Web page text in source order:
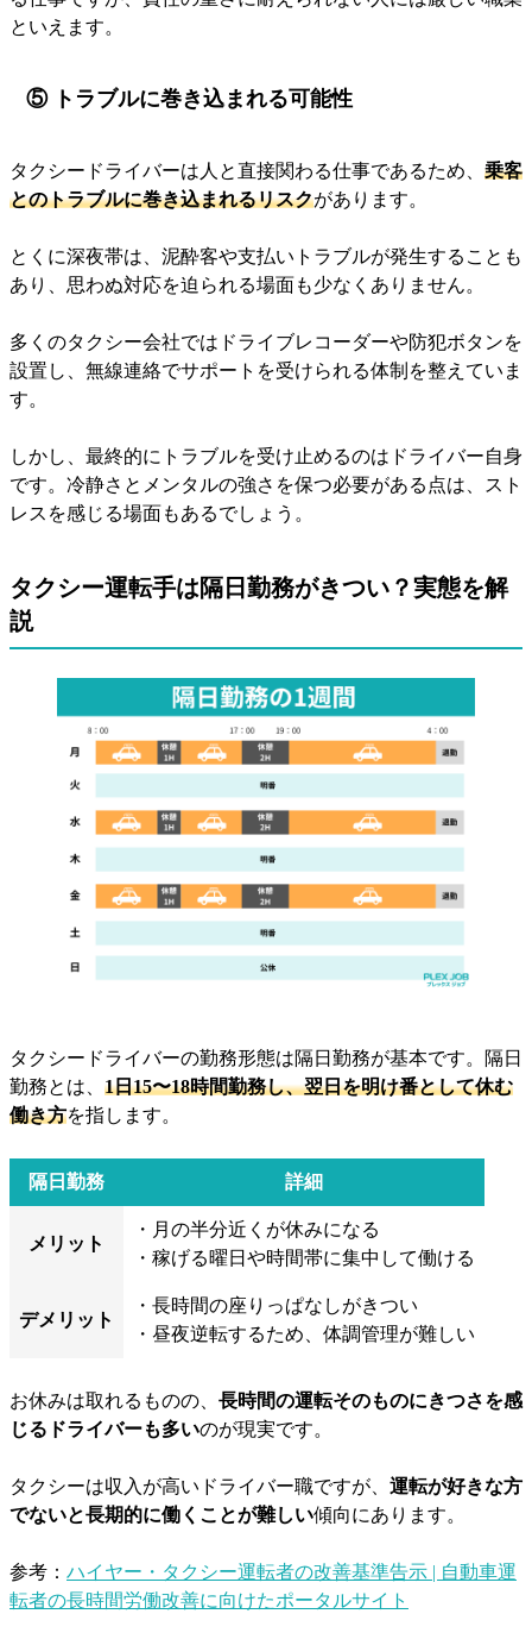
といえます。
⑤ トラブルに巻き込まれる可能性
タクシードライバーは人と直接関わる仕事であるため、 乗客
とのトラブルに巻き込まれるリスクがあります。
とくに深夜帯は、泥酔客や支払いトラブルが発生することも
あり、思わぬ対応を迫られる場面も少なくありません。
多くのタクシー会社ではドライブレコーダーや防犯ボタンを
設置し、無線連絡でサポートを受けられる体制を整えていま
す。
しかし、最終的にトラブルを受け止めるのはドライバー自身
です。冷静さとメンタルの強さを保つ必要がある点は、スト
レスを感じる場面もあるでしょう。
タクシー運転手は隔日勤務がきつい？実態を解
説
タクシードライバーの勤務形態は隔日勤務が基本です。隔日
勤務とは、 1日15〜18時間勤務し、翌日を明け番として休む
働き方を指します。
隔日勤務 詳細
メリット
・月の半分近くが休みになる
・稼げる曜日や時間帯に集中して働ける
デメリット
・長時間の座りっぱなしがきつい
・昼夜逆転するため、体調管理が難しい
お休みは取れるものの、 長時間の運転そのものにきつさを感
じるドライバーも多いのが現実です。
タクシーは収入が高いドライバー職ですが、 運転が好きな方
でないと長期的に働くことが難しい傾向にあります。
参考： ハイヤー・タクシー運転者の改善基準告示 | 自動車運
転者の長時間労働改善に向けたポータルサイト